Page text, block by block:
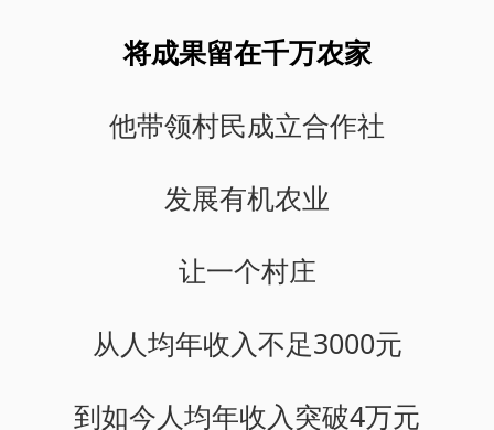
将成果留在千万农家
他带领村民成立合作社
发展有机农业
让一个村庄
从人均年收入不足3000元
到如今人均年收入突破4万元